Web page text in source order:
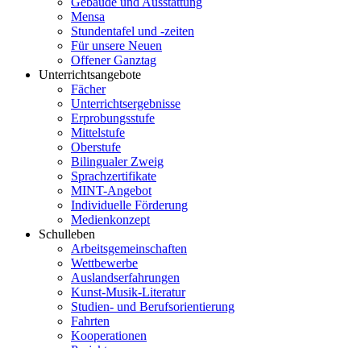
Mensa
Stundentafel und -zeiten
Für unsere Neuen
Offener Ganztag
Unterrichtsangebote
Fächer
Unterrichtsergebnisse
Erprobungsstufe
Mittelstufe
Oberstufe
Bilingualer Zweig
Sprachzertifikate
MINT-Angebot
Individuelle Förderung
Medienkonzept
Schulleben
Arbeitsgemeinschaften
Wettbewerbe
Auslandserfahrungen
Kunst-Musik-Literatur
Studien- und Berufsorientierung
Fahrten
Kooperationen